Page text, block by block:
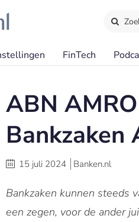
FinTech
ABN
Bankzaken
15 juli 2024 Banken.nl
Bankzaken kunnen steeds
een zegen, voor de ander